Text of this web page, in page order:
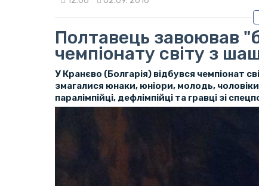
Полтавець завоював
чемпіонату світу з
У Кранєво (Болгарія) відбувся чемпіонат
змагалися юнаки, юніори, молодь,
паралімпійці, дефлімпійці та гравці зі